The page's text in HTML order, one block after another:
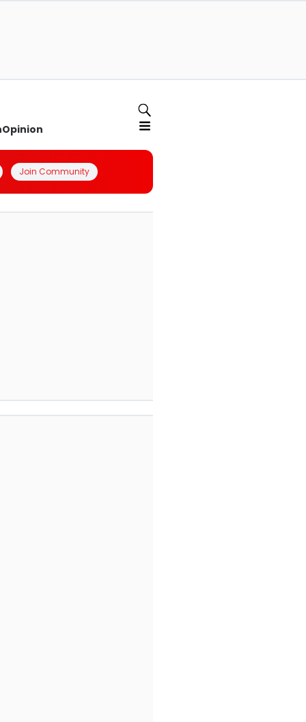
Opinion
Join Community